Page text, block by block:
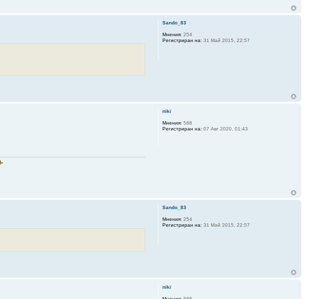
Sando_83
Мнения: 254
Регистриран на: 31 Май 2015, 22:57
"
niki
Мнения: 588
Регистриран на: 07 Авг 2020, 01:43
Sando_83
Мнения: 254
Регистриран на: 31 Май 2015, 22:57
niki